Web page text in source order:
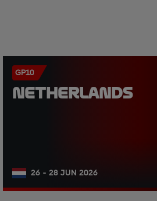
GP10
NETHERLANDS
26 - 28 JUN 2026